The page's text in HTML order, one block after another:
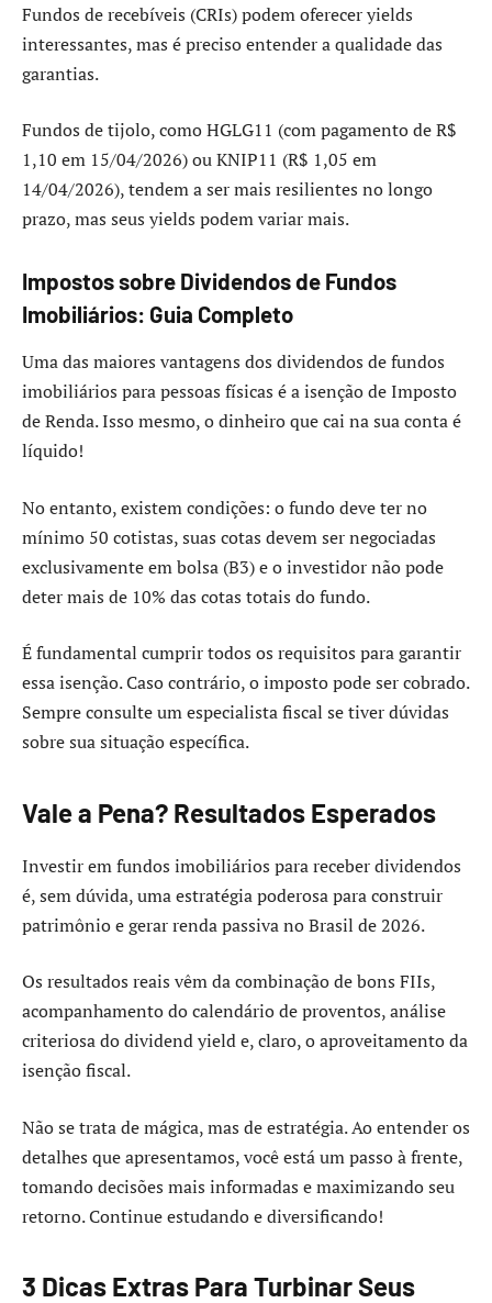
Fundos de recebíveis (CRIs) podem oferecer yields
interessantes, mas é preciso entender a qualidade das
garantias.
Fundos de tijolo, como HGLG11 (com pagamento de R$
1,10 em 15/04/2026) ou KNIP11 (R$ 1,05 em
14/04/2026), tendem a ser mais resilientes no longo
prazo, mas seus yields podem variar mais.
Impostos sobre Dividendos de Fundos
Imobiliários: Guia Completo
Uma das maiores vantagens dos dividendos de fundos
imobiliários para pessoas físicas é a isenção de Imposto
de Renda. Isso mesmo, o dinheiro que cai na sua conta é
líquido!
No entanto, existem condições: o fundo deve ter no
mínimo 50 cotistas, suas cotas devem ser negociadas
exclusivamente em bolsa (B3) e o investidor não pode
deter mais de 10% das cotas totais do fundo.
É fundamental cumprir todos os requisitos para garantir
essa isenção. Caso contrário, o imposto pode ser cobrado.
Sempre consulte um especialista fiscal se tiver dúvidas
sobre sua situação específica.
Vale a Pena? Resultados Esperados
Investir em fundos imobiliários para receber dividendos
é, sem dúvida, uma estratégia poderosa para construir
patrimônio e gerar renda passiva no Brasil de 2026.
Os resultados reais vêm da combinação de bons FIIs,
acompanhamento do calendário de proventos, análise
criteriosa do dividend yield e, claro, o aproveitamento da
isenção fiscal.
Não se trata de mágica, mas de estratégia. Ao entender os
detalhes que apresentamos, você está um passo à frente,
tomando decisões mais informadas e maximizando seu
retorno. Continue estudando e diversificando!
3 Dicas Extras Para Turbinar Seus